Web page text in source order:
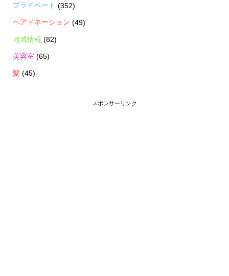
プライベート (352)
ヘアドネーション (49)
地域情報 (82)
美容室 (65)
髪(45)
スポンサーリンク